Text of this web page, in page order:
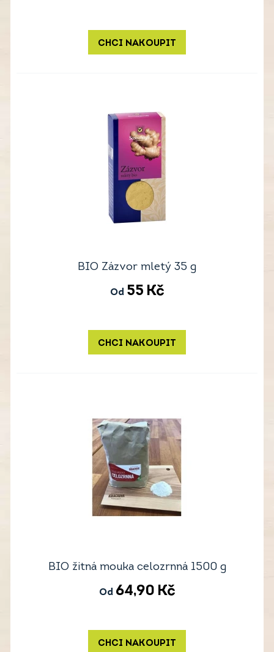
CHCI NAKOUPIT
BIO Zázvor mletý 35 g
Od 55 Kč
CHCI NAKOUPIT
BIO žitná mouka celozrnná 1500 g
Od 64,90 Kč
CHCI NAKOUPIT